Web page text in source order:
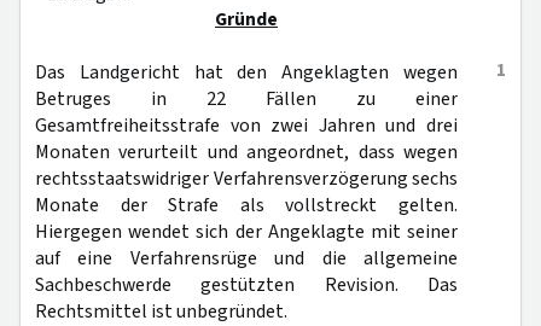
Gründe
1
Das Landgericht hat den Angeklagten wegen
Betruges in 22 Fällen zu einer
Gesamtfreiheitsstrafe von zwei Jahren und drei
Monaten verurteilt und angeordnet, dass wegen
rechtsstaatswidriger Verfahrensverzögerung sechs
Monate der Strafe als vollstreckt gelten.
Hiergegen wendet sich der Angeklagte mit seiner
auf eine Verfahrensrüge und die allgemeine
Sachbeschwerde gestützten Revision. Das
Rechtsmittel ist unbegründet.